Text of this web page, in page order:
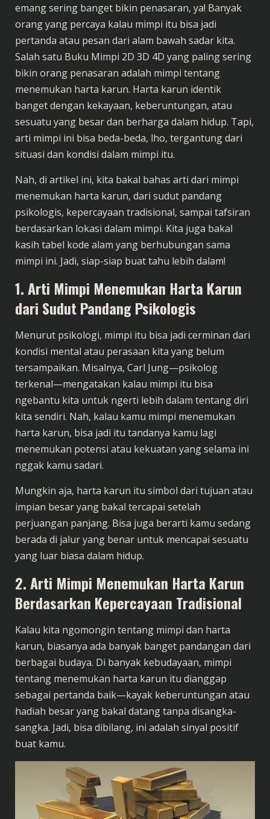
emang sering banget bikin penasaran, ya! Banyak
orang yang percaya kalau mimpi itu bisa jadi
pertanda atau pesan dari alam bawah sadar kita.
Salah satu Buku Mimpi 2D 3D 4D yang paling sering
bikin orang penasaran adalah mimpi tentang
menemukan harta karun. Harta karun identik
banget dengan kekayaan, keberuntungan, atau
sesuatu yang besar dan berharga dalam hidup. Tapi,
arti mimpi ini bisa beda-beda, lho, tergantung dari
situasi dan kondisi dalam mimpi itu.
Nah, di artikel ini, kita bakal bahas arti dari mimpi
menemukan harta karun, dari sudut pandang
psikologis, kepercayaan tradisional, sampai tafsiran
berdasarkan lokasi dalam mimpi. Kita juga bakal
kasih tabel kode alam yang berhubungan sama
mimpi ini. Jadi, siap-siap buat tahu lebih dalam!
1. Arti Mimpi Menemukan Harta Karun
dari Sudut Pandang Psikologis
Menurut psikologi, mimpi itu bisa jadi cerminan dari
kondisi mental atau perasaan kita yang belum
tersampaikan. Misalnya, Carl Jung—psikolog
terkenal—mengatakan kalau mimpi itu bisa
ngebantu kita untuk ngerti lebih dalam tentang diri
kita sendiri. Nah, kalau kamu mimpi menemukan
harta karun, bisa jadi itu tandanya kamu lagi
menemukan potensi atau kekuatan yang selama ini
nggak kamu sadari.
Mungkin aja, harta karun itu simbol dari tujuan atau
impian besar yang bakal tercapai setelah
perjuangan panjang. Bisa juga berarti kamu sedang
berada di jalur yang benar untuk mencapai sesuatu
yang luar biasa dalam hidup.
2. Arti Mimpi Menemukan Harta Karun
Berdasarkan Kepercayaan Tradisional
Kalau kita ngomongin tentang mimpi dan harta
karun, biasanya ada banyak banget pandangan dari
berbagai budaya. Di banyak kebudayaan, mimpi
tentang menemukan harta karun itu dianggap
sebagai pertanda baik—kayak keberuntungan atau
hadiah besar yang bakal datang tanpa disangka-
sangka. Jadi, bisa dibilang, ini adalah sinyal positif
buat kamu.